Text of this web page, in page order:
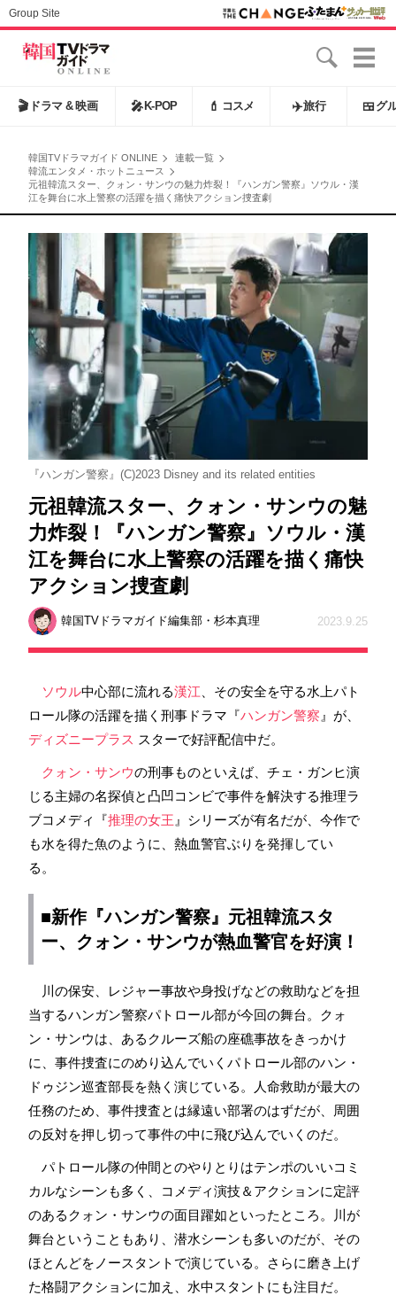
Group Site
🎬 ドラマ & 映画 🎤 K-POP 💄 コスメ ✈️旅行 🍱 グ
韓国TVドラマガイド ONLINE
連載一覧
韓流エンタメ・ホットニュース
元祖韓流スター、クォン・サンウの魅力炸裂！『ハンガン警察』ソウル・漢
江を舞台に水上警察の活躍を描く痛快アクション捜査劇
『ハンガン警察』(C)2023 Disney and its related entities
元祖韓流スター、クォン・サンウの魅
力炸裂！『ハンガン警察』ソウル・漢
江を舞台に水上警察の活躍を描く痛快
アクション捜査劇
韓国TVドラマガイド編集部・杉本真理 2023.9.25
ソウル中心部に流れる漢江 、その安全を守る水上パト
ロール隊の活躍を描く刑事ドラマ『ハンガン警察 』が、
ディズニープラス スターで好評配信中だ。
クォン・サンウの刑事ものといえば、チェ・ガンヒ演
じる主婦の名探偵と凸凹コンビで事件を解決する推理ラ
ブコメディ『推理の女王 』シリーズが有名だが、今作で
も水を得た魚のように、熱血警官ぶりを発揮してい
る。
■新作『ハンガン警察』元祖韓流スタ
ー、クォン・サンウが熱血警官を好演！
川の保安、レジャー事故や身投げなどの救助などを担
当するハンガン警察パトロール部が今回の舞台。クォ
ン・サンウは、あるクルーズ船の座礁事故をきっかけ
に、事件捜査にのめり込んでいくパトロール部のハン・
ドゥジン巡査部長を熱く演じている。人命救助が最大の
任務のため、事件捜査とは縁遠い部署のはずだが、周囲
の反対を押し切って事件の中に飛び込んでいくのだ。
パトロール隊の仲間とのやりとりはテンポのいいコミ
カルなシーンも多く、コメディ演技＆アクションに定評
のあるクォン・サンウの面目躍如といったところ。川が
舞台ということもあり、潜水シーンも多いのだが、その
ほとんどをノースタントで演じている。さらに磨き上げ
た格闘アクションに加え、水中スタントにも注目だ。